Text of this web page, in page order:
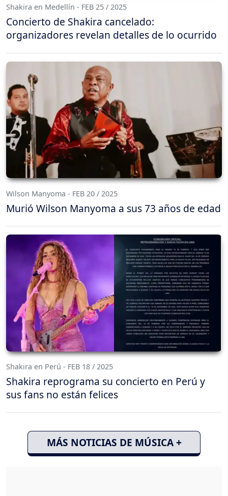
Shakira en Medellín - FEB 25 / 2025
Concierto de Shakira cancelado:
organizadores revelan detalles de lo ocurrido
Wilson Manyoma - FEB 20 / 2025
Murió Wilson Manyoma a sus 73 años de edad
Shakira en Perú - FEB 18 / 2025
Shakira reprograma su concierto en Perú y
sus fans no están felices
MÁS NOTICIAS DE MÚSICA +